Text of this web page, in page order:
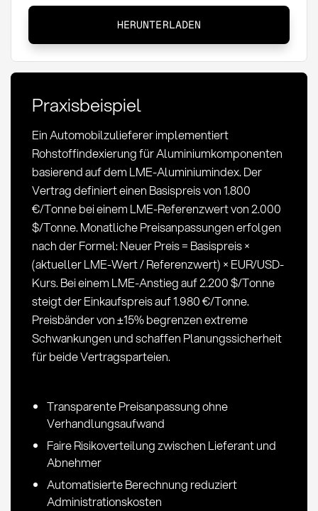
Rohstoffindexierung:
Definition,
Methoden
und
im
Einkauf
HERUNTERLADEN
Praxisbeispiel
Ein Automobilzulieferer implementiert
Rohstoffindexierung für Aluminiumkomponenten
basierend auf dem LME-Aluminiumindex. Der
Vertrag definiert einen Basispreis von 1.800
€/Tonne bei einem LME-Referenzwert von 2.000
$/Tonne. Monatliche Preisanpassungen erfolgen
nach der Formel: Neuer Preis = Basispreis ×
(aktueller LME-Wert / Referenzwert) × EUR/USD-
Kurs. Bei einem LME-Anstieg auf 2.200 $/Tonne
steigt der Einkaufspreis auf 1.980 €/Tonne.
Preisbänder von ±15% begrenzen extreme
Schwankungen und schaffen Planungssicherheit
für beide Vertragsparteien.
Transparente Preisanpassung ohne
Verhandlungsaufwand
Faire Risikoverteilung zwischen Lieferant und
Abnehmer
Automatisierte Berechnung reduziert
Administrationskosten